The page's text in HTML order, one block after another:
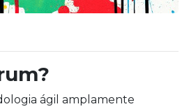
ágil amplamente